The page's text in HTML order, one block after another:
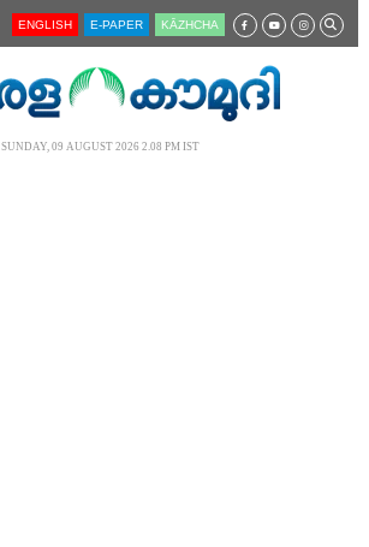
ENGLISH E-PAPER KĀZHCHA
SUNDAY, 09 AUGUST 2026 2.08 PM IST